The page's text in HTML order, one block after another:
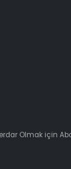
Olmak için